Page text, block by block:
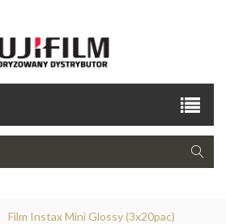
Film Instax Mini Glossy (3x20pac)